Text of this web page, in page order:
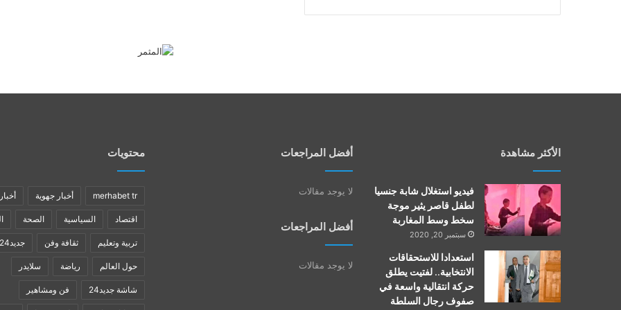
الأكثر مشاهدة
فيديو استغلال شابة جنسيا
لطفل قاصر يثير موجة
سخط وسط المغاربة
سبتمبر 20, 2020
استعدادا للاستحقاقات
الانتخابية.. لفتيت يطلق
حركة انتقالية واسعة في
صفوف رجال السلطة
أفضل المراجعات
لا يوجد مقالات
أفضل المراجعات
لا يوجد مقالات
محتويات
merhabet tr أخبار جهوية
اقتصاد السياسية الصحة
تربية وتعليم ثقافة وفن جديد24
حول العالم رياضة سلايدر
شاشة جديد24 فن ومشاهير